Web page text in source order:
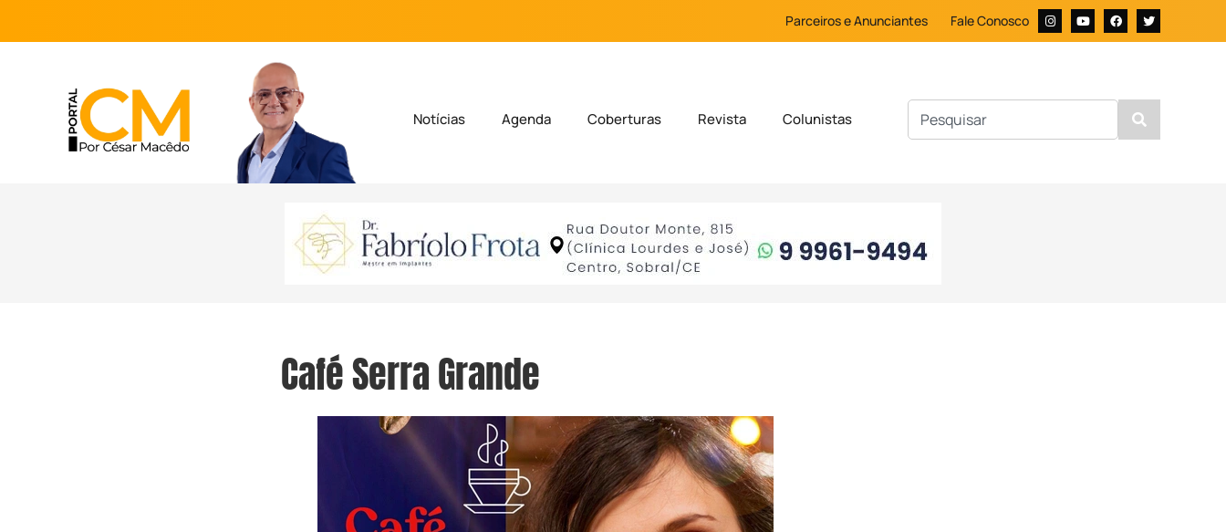
Parceiros e Anunciantes Fale Conosco
Notícias Agenda Coberturas Revista Colunistas
Café Serra Grande